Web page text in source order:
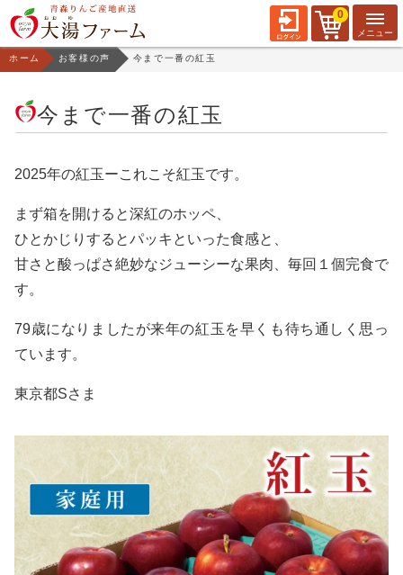
0
ホーム お客様の声 今まで一番の紅玉
今まで一番の紅玉
2025年の紅玉ーこれこそ紅玉です。
まず箱を開けると深紅のホッペ、
ひとかじりするとパッキといった食感と、
甘さと酸っぱさ絶妙なジューシーな果肉、毎回１個完食で
す。
79歳になりましたが来年の紅玉を早くも待ち通しく思っ
ています。
東京都Sさま